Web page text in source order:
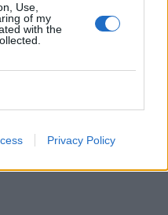
Use,
of my
with the
Privacy Policy